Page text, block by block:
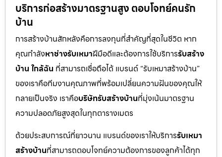
บริการก่อสร้างมาตรฐานสูง ตอบโจทย์คนรัก
บ้าน
การสร้างบ้านสักหลังคือการลงทุนที่สำคัญที่สุดในชีวิต หาก
คุณกำลังหาช่างรับเหมาฝีมือดีและต้องการใช้บริการรับสร้าง
บ้าน ใกล้ฉัน ที่สามารถเชื่อถือได้ แบรนด์ “รับเหมาสร้างบ้าน”
ของเราคือทีมงานคุณภาพที่พร้อมเปลี่ยนความฝันของคุณให้
กลายเป็นจริง เราคือบริษัทรับสร้างบ้านที่มุ่งเน้นมาตรฐาน
ความปลอดภัยสูงสุดในทุกตารางเมตร
ด้วยประสบการณ์ที่ยาวนาน แบรนด์ของเราให้บริการรับเหมา
สร้างบ้านที่สามารถตอบโจทย์ความต้องการของลูกค้าได้ทุก